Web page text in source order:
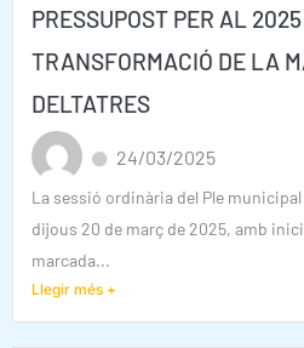
PRESSUPOST PER AL
TRANSFORMACIÓ DE LA
DELTATRES
24/03/2025
La sessió ordinària del Ple
dijous 20 de març de 2025, amb
marcada...
Llegir més +